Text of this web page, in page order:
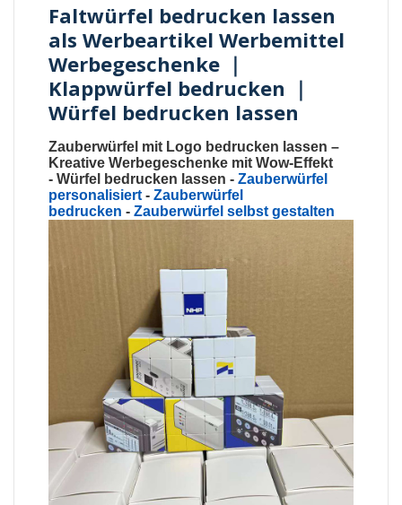
Faltwürfel bedrucken lassen
als Werbeartikel Werbemittel
Werbegeschenke ｜
Klappwürfel bedrucken ｜
Würfel bedrucken lassen
Zauberwürfel mit Logo bedrucken lassen –
Kreative Werbegeschenke mit Wow-Effekt
-Würfel bedrucken lassen -Zauberwürfel
personalisiert -Zauberwürfel
bedrucken -Zauberwürfel selbst gestalten